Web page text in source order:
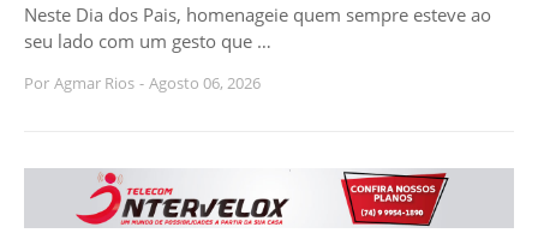
Neste Dia dos Pais, homenageie quem sempre esteve ao
seu lado com um gesto que …
Por Agmar Rios - Agosto 06, 2026